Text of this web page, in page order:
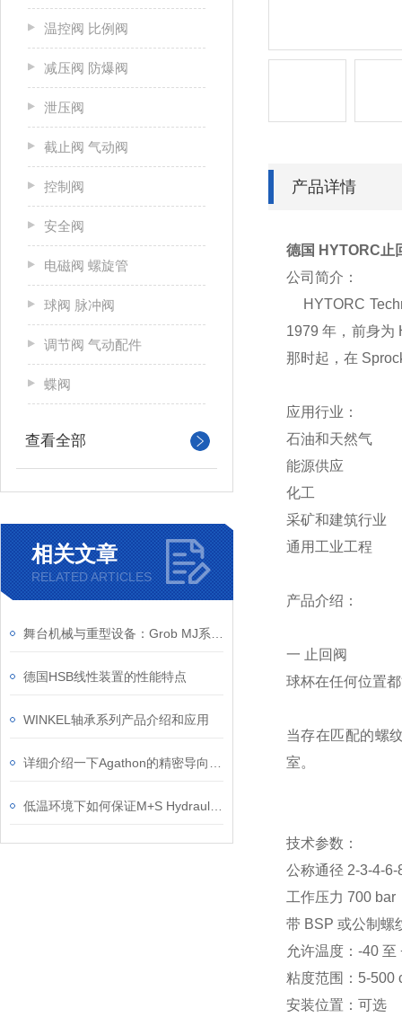
温控阀 比例阀
减压阀 防爆阀
泄压阀
截止阀 气动阀
控制阀
安全阀
电磁阀 螺旋管
球阀 脉冲阀
调节阀 气动配件
蝶阀
查看全部
相关文章
RELATED ARTICLES
德国HSB线性装置的性能特点
WINKEL轴承系列产品介绍和应用
产品详情
德国 HYTORC止
公司简介：
HYTORC
1979 年，前身为
那时起，在
应用行业：
石油和天然气
能源供应
化工
采矿和建筑行业
通用工业工程
产品介绍：
一 止回阀
球杯在任何位置
当存在匹配的螺
室。
技术参数：
公称通径 2-3-4-6-
工作压力 700 bar
带 BSP 或公制螺
允许温度：-40 至
粘度范围：5-500
安装位置：可选